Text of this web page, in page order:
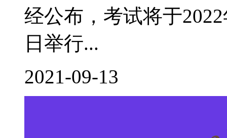
经公布，考试将于
日举行...
2021-09-13